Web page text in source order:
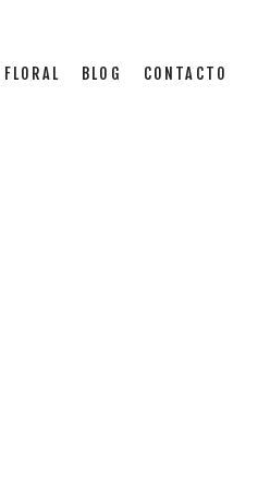
BLOG CONTACTO